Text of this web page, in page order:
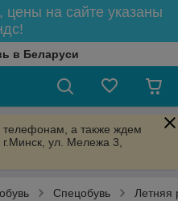
на сайте указаны
в Беларуси
телефонам, а также ждем
ул. Мележа 3,
Спецобувь Летняя